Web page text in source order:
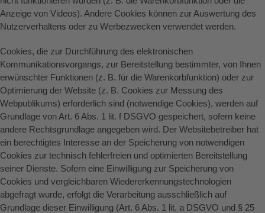
Anzeige von Videos). Andere Cookies können zur Auswertung des
Nutzerverhaltens oder zu Werbezwecken verwendet werden.
Cookies, die zur Durchführung des elektronischen
Kommunikationsvorgangs, zur Bereitstellung bestimmter, von Ihnen
erwünschter Funktionen (z. B. für die Warenkorbfunktion) oder zur
Optimierung der Website (z. B. Cookies zur Messung des
Webpublikums) erforderlich sind (notwendige Cookies), werden auf
Grundlage von Art. 6 Abs. 1 lit. f DSGVO gespeichert, sofern keine
andere Rechtsgrundlage angegeben wird. Der Websitebetreiber hat
ein berechtigtes Interesse an der Speicherung von notwendigen
Cookies zur technisch fehlerfreien und optimierten Bereitstellung
seiner Dienste. Sofern eine Einwilligung zur Speicherung von
Cookies und vergleichbaren Wiedererkennungstechnologien
abgefragt wurde, erfolgt die Verarbeitung ausschließlich auf
Grundlage dieser Einwilligung (Art. 6 Abs. 1 lit. a DSGVO und § 25